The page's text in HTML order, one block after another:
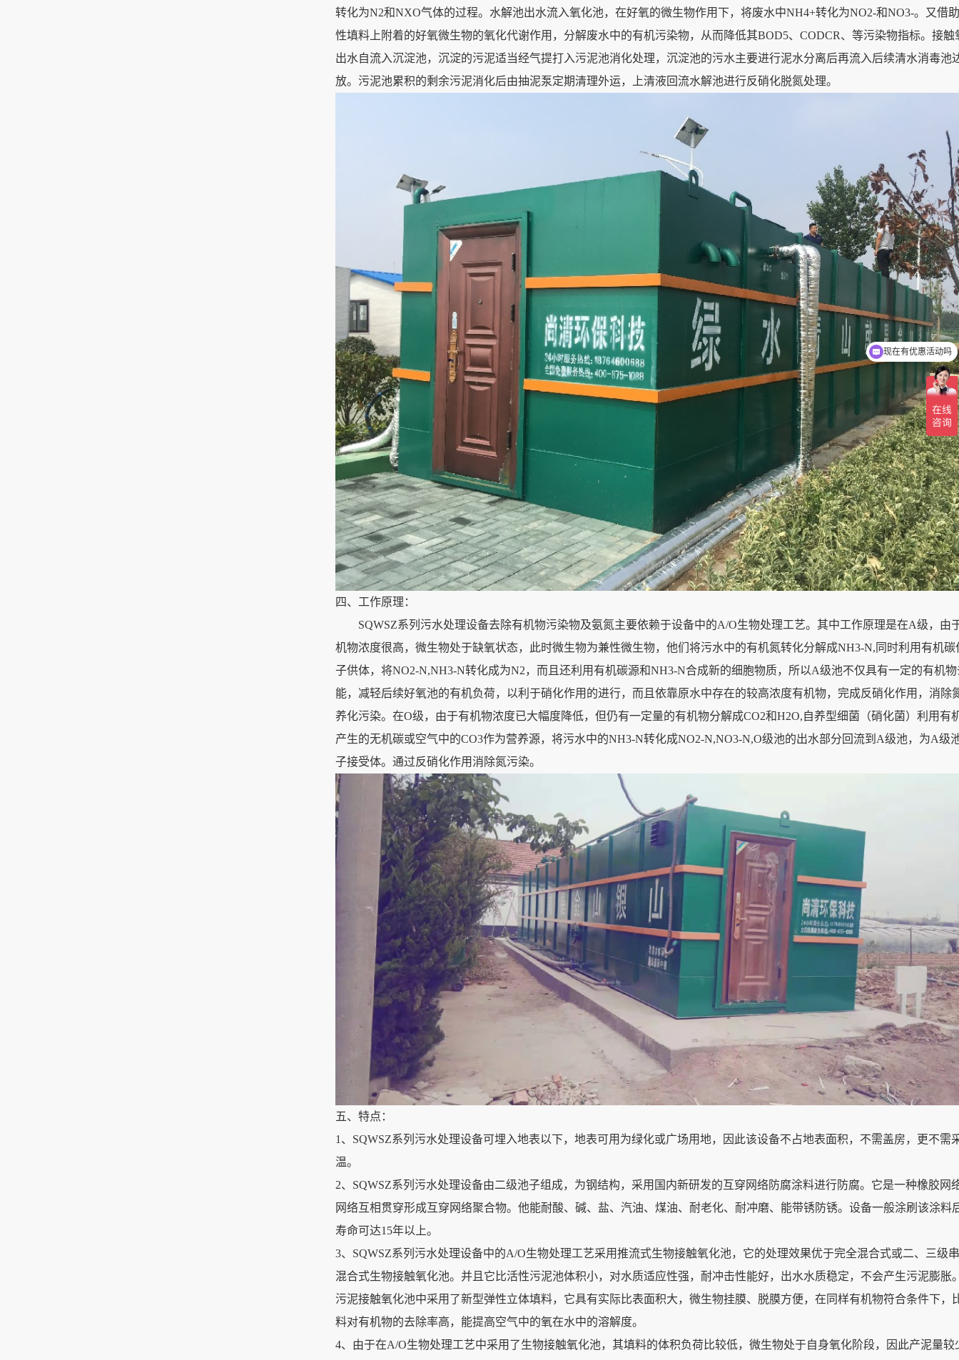
转化为N2和NXO气体的过程。水解池出水流入氧化池，在好氧的微生物作用下，将废水中NH4+转化为NO2-和NO3-。又借
性填料上附着的好氧微生物的氧化代谢作用，分解废水中的有机污染物，从而降低其BOD5、CODCR、等污染物指标。接触
出水自流入沉淀池，沉淀的污泥适当经气提打入污泥池消化处理，沉淀池的污水主要进行泥水分离后再流入后续清水消毒池
放。污泥池累积的剩余污泥消化后由抽泥泵定期清理外运，上清液回流水解池进行反硝化脱氮处理。
四、工作原理：
SQWSZ系列污水处理设备去除有机物污染物及氨氮主要依赖于设备中的A/O生物处理工艺。其中工作原理是在A级，由
机物浓度很高，微生物处于缺氧状态，此时微生物为兼性微生物，他们将污水中的有机氮转化分解成NH3-N,同时利用有机碳
子供体，将NO2-N,NH3-N转化成为N2，而且还利用有机碳源和NH3-N合成新的细胞物质，所以A级池不仅具有一定的有机
能，减轻后续好氧池的有机负荷，以利于硝化作用的进行，而且依靠原水中存在的较高浓度有机物，完成反硝化作用，消除
养化污染。在O级，由于有机物浓度已大幅度降低，但仍有一定量的有机物分解成CO2和H2O,自养型细菌（硝化菌）利用有
产生的无机碳或空气中的CO3作为营养源，将污水中的NH3-N转化成NO2-N,NO3-N,O级池的出水部分回流到A级池，为A级
子接受体。通过反硝化作用消除氮污染。
五、特点：
1、SQWSZ系列污水处理设备可埋入地表以下，地表可用为绿化或广场用地，因此该设备不占地表面积，不需盖房，更不需
温。
2、SQWSZ系列污水处理设备由二级池子组成，为钢结构，采用国内新研发的互穿网络防腐涂料进行防腐。它是一种橡胶网
网络互相贯穿形成互穿网络聚合物。他能耐酸、碱、盐、汽油、煤油、耐老化、耐冲磨、能带锈防锈。设备一般涂刷该涂料
寿命可达15年以上。
3、SQWSZ系列污水处理设备中的A/O生物处理工艺采用推流式生物接触氧化池，它的处理效果优于完全混合式或二、三级
混合式生物接触氧化池。并且它比活性污泥池体积小，对水质适应性强，耐冲击性能好，出水水质稳定，不会产生污泥膨胀
污泥接触氧化池中采用了新型弹性立体填料，它具有实际比表面积大，微生物挂膜、脱膜方便，在同样有机物符合条件下，
料对有机物的去除率高，能提高空气中的氧在水中的溶解度。
4、由于在A/O生物处理工艺中采用了生物接触氧化池，其填料的体积负荷比较低，微生物处于自身氧化阶段，因此产泥量较
可以介绍下你们的产品么
现在有优惠活动吗